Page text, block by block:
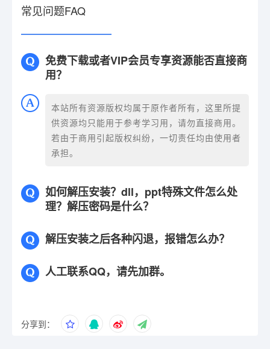
常见问题FAQ
免费下载或者VIP会员专享资源能否直接商
用？
本站所有资源版权均属于原作者所有，这里所提
供资源均只能用于参考学习用，请勿直接商用。
若由于商用引起版权纠纷，一切责任均由使用者
承担。
如何解压安装？dll，ppt特殊文件怎么处
理？解压密码是什么？
解压安装之后各种闪退，报错怎么办？
人工联系QQ，请先加群。
分享到：